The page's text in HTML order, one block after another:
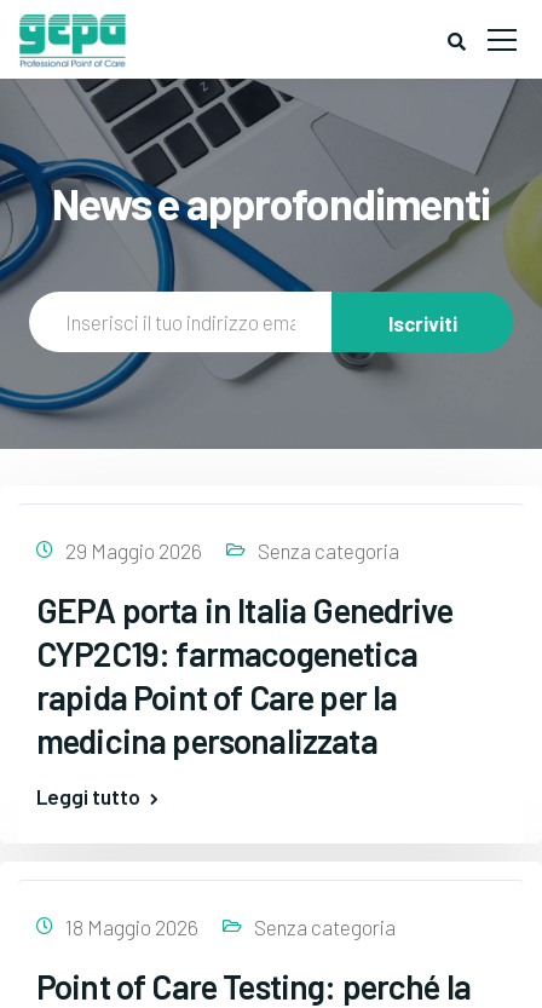
News e approfondimenti
29 Maggio 2026 Senza categoria
GEPA porta in Italia Genedrive
CYP2C19: farmacogenetica
rapida Point of Care per la
medicina personalizzata
Leggi tutto
18 Maggio 2026 Senza categoria
Point of Care Testing: perché la